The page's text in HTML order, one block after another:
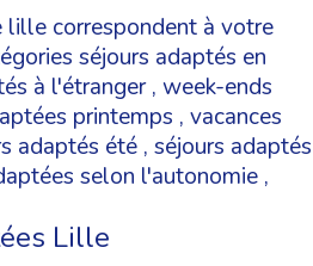
lille correspondent à votre
séjours adaptés en
à l'étranger, week-ends
printemps , vacances
adaptés été , séjours adaptés
selon l'autonomie ,
Lille